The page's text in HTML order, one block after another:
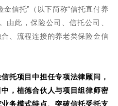
信托”（以下简称“信托直付养
由此，保险公司、信托公司、
、流程连接的养老类保险金信
托项目中担任专项法律顾问，
，植德合伙人与项目组律师密
务模式特点、突破信托受托支